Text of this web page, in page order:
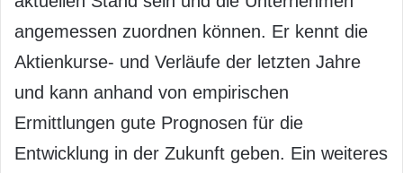
angemessen zuordnen können. Er kennt die
Aktienkurse- und Verläufe der letzten Jahre
und kann anhand von empirischen
Ermittlungen gute Prognosen für die
Entwicklung in der Zukunft geben. Ein weiteres